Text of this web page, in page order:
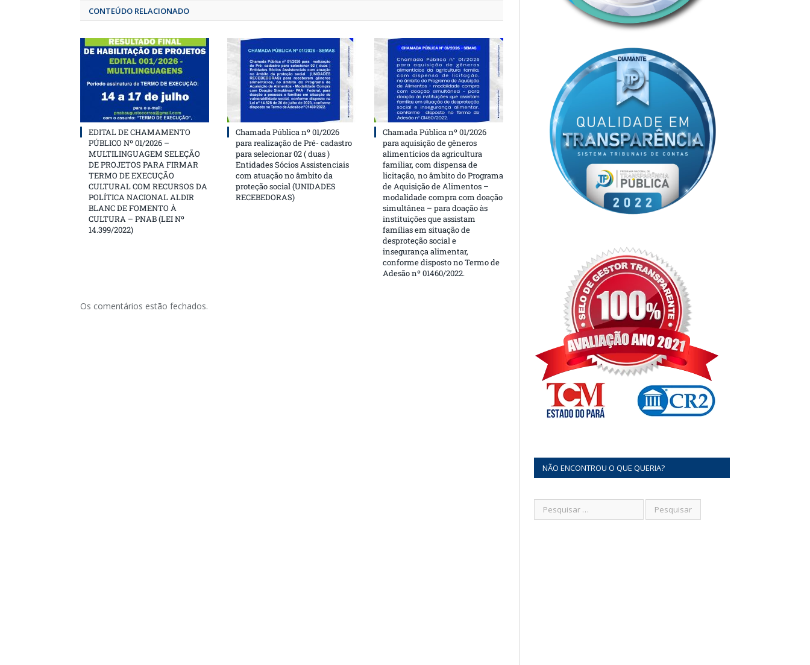
CONTEÚDO RELACIONADO
EDITAL DE CHAMAMENTO
PÚBLICO Nº 01/2026 –
MULTILINGUAGEM SELEÇÃO
DE PROJETOS PARA FIRMAR
TERMO DE EXECUÇÃO
CULTURAL COM RECURSOS DA
POLÍTICA NACIONAL ALDIR
BLANC DE FOMENTO À
CULTURA – PNAB (LEI Nº
14.399/2022)
Chamada Pública nº 01/2026
para realização de Pré- cadastro
para selecionar 02 ( duas )
Entidades Sócios Assistenciais
com atuação no âmbito da
proteção social (UNIDADES
RECEBEDORAS)
Chamada Pública nº 01/2026
para aquisição de gêneros
alimentícios da agricultura
familiar, com dispensa de
licitação, no âmbito do Programa
de Aquisição de Alimentos –
modalidade compra com doação
simultânea – para doação às
instituições que assistam
famílias em situação de
desproteção social e
insegurança alimentar,
conforme disposto no Termo de
Adesão nº 01460/2022.
Os comentários estão fechados.
NÃO ENCONTROU O QUE QUERIA?